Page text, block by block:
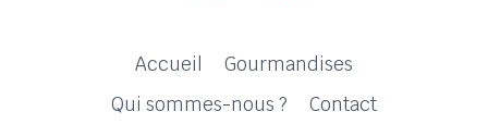
Accueil
Gourmandises
Qui sommes-nous ?
Contact